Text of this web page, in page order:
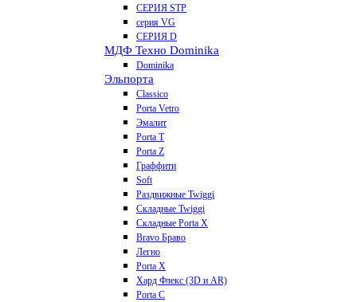
СЕРИЯ STP
серия VG
СЕРИЯ D
МДФ Техно Dominika
Dominika
Эльпорта
Classico
Porta Vetro
Эмалит
Porta T
Porta Z
Граффити
Soft
Раздвижные Twiggi
Складные Twiggi
Складные Porta X
Bravo Браво
Легно
Porta X
Хард Флекс (3D и AR)
Porta C